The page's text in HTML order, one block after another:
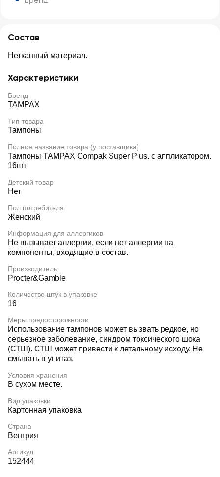
Состав
Нетканный материал.
Характеристики
Бренд
TAMPAX
Тип товара
Тампоны
Полное название товара (у поставщика)
Тампоны TAMPAX Compak Super Plus, с аппликатором,
16шт
Детский товар
Нет
Пол потребителя
Женский
Информация для аллергиков
Не вызывает аллергии, если нет аллергии на
компоненты, входящие в состав.
Производитель
Procter&Gamble
Количество штук в упаковке
16
Меры предосторожности
Использование тампонов может вызвать редкое, но
серьезное заболевание, синдром токсического шока
(СТШ). СТШ может привести к летальному исходу. Не
смывать в унитаз.
Условия хранения
В сухом месте.
Вид упаковки
Картонная упаковка
Страна
Венгрия
Артикул
152444